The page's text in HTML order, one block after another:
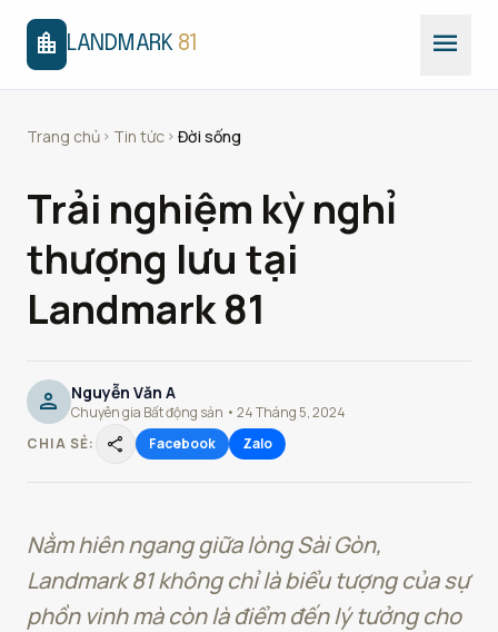
location_city LANDMARK 81 menu
Trang chủ chevron_right Tin tức chevron_right Đời sống
Trải nghiệm kỳ nghỉ
thượng lưu tại
Landmark 81
person Nguyễn Văn A
Chuyên gia Bất động sản • 24 Tháng 5, 2024
CHIA SẺ:
share Facebook Zalo
Nằm hiên ngang giữa lòng Sài Gòn,
Landmark 81 không chỉ là biểu tượng của sự
phồn vinh mà còn là điểm đến lý tưởng cho